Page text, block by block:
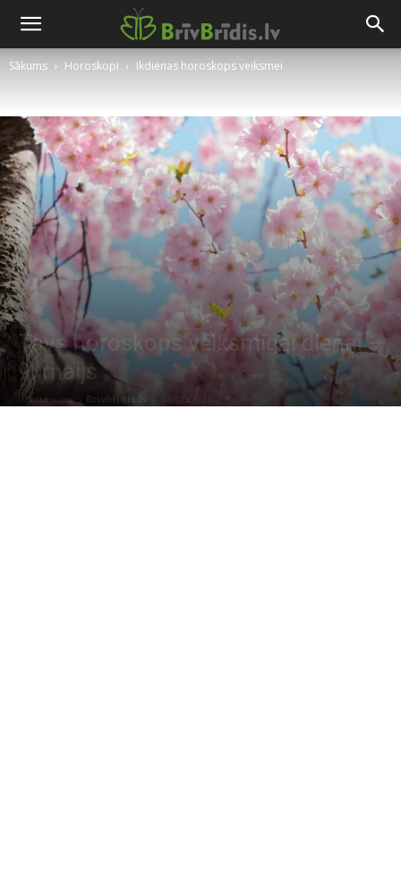
Sākums Horoskopi Ikdienas horoskops veiksmei
Tavs horoskops veiksmīgai dienai –
9. maijs
Raksta autors Brivbridis.lv 08/05/2026